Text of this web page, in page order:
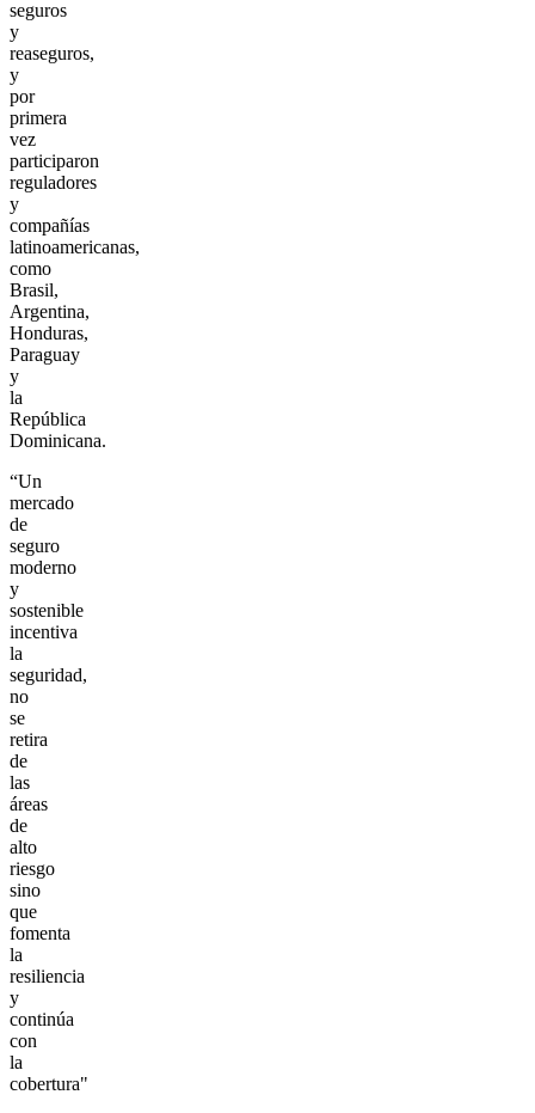
seguros
y
reaseguros,
y
por
primera
vez
participaron
reguladores
y
compañías
latinoamericanas,
como
Brasil,
Argentina,
Honduras,
Paraguay
y
la
República
Dominicana.
“Un
mercado
de
seguro
moderno
y
sostenible
incentiva
la
seguridad,
no
se
retira
de
las
áreas
de
alto
riesgo
sino
que
fomenta
la
resiliencia
y
continúa
con
la
cobertura"